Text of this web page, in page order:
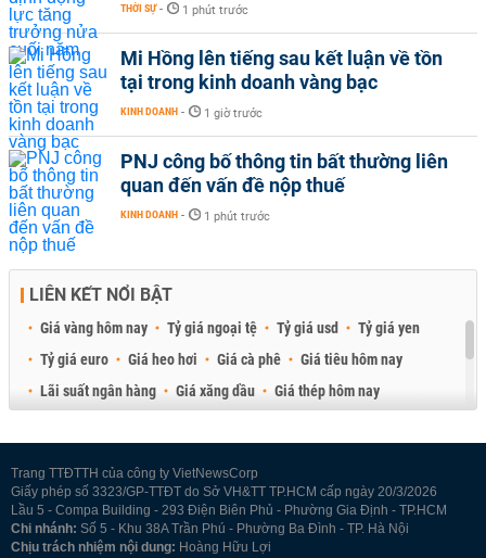
THỜI SỰ - 1 phút trước
Mi Hồng lên tiếng sau kết luận về tồn
tại trong kinh doanh vàng bạc
KINH DOANH - 1 giờ trước
PNJ công bố thông tin bất thường liên
quan đến vấn đề nộp thuế
KINH DOANH - 1 phút trước
LIÊN KẾT NỔI BẬT
Giá vàng hôm nay Tỷ giá ngoại tệ Tỷ giá usd
Tỷ giá yen
Tỷ giá euro
Giá heo hơi Giá cà phê
Giá tiêu hôm nay
Lãi suất ngân hàng
Giá xăng dầu
Giá thép hôm nay
Trang TTĐTTH của công ty VietNewsCorp
Giấy phép số 3323/GP-TTĐT do Sở VH&TT TP.HCM cấp ngày 20/3/2026
Lầu 5 - Compa Building - 293 Điện Biên Phủ - Phường Gia Định - TP.HCM
Chi nhánh: Số 5 - Khu 38A Trần Phú - Phường Ba Đình - TP. Hà Nội
Chịu trách nhiệm nội dung: Hoàng Hữu Lợi